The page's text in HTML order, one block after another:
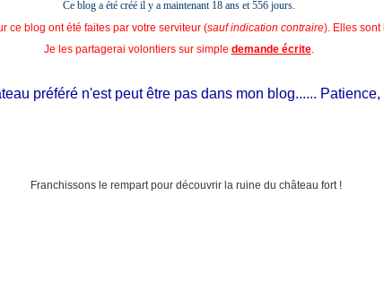
Ce blog a été créé il y a maintenant 18 ans et556 jours.
ce blog ont été faites par votre serviteur (sauf indication contraire). Elles sont
Je les partagerai volontiers sur simple demande écrite.
préféré n'est peut être pas dans mon blog...... Patience,